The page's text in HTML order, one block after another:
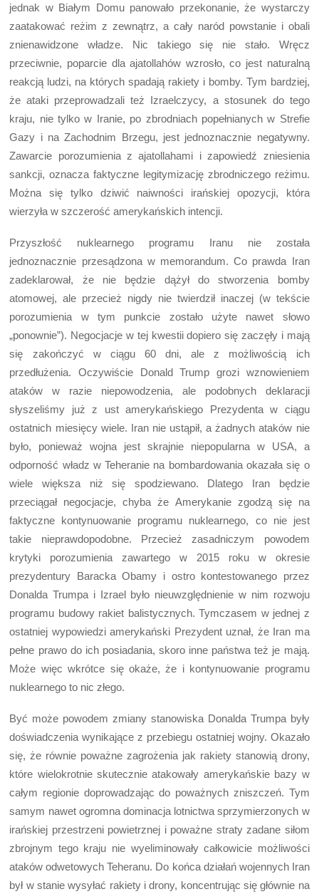
jednak w Białym Domu panowało przekonanie, że wystarczy
zaatakować reżim z zewnątrz, a cały naród powstanie i obali
znienawidzone władze. Nic takiego się nie stało. Wręcz
przeciwnie, poparcie dla ajatollahów wzrosło, co jest naturalną
reakcją ludzi, na których spadają rakiety i bomby. Tym bardziej,
że ataki przeprowadzali też Izraelczycy, a stosunek do tego
kraju, nie tylko w Iranie, po zbrodniach popełnianych w Strefie
Gazy i na Zachodnim Brzegu, jest jednoznacznie negatywny.
Zawarcie porozumienia z ajatollahami i zapowiedź zniesienia
sankcji, oznacza faktyczne legitymizację zbrodniczego reżimu.
Można się tylko dziwić naiwności irańskiej opozycji, która
wierzyła w szczerość amerykańskich intencji.
Przyszłość nuklearnego programu Iranu nie została
jednoznacznie przesądzona w memorandum. Co prawda Iran
zadeklarował, że nie będzie dążył do stworzenia bomby
atomowej, ale przecież nigdy nie twierdził inaczej (w tekście
porozumienia w tym punkcie zostało użyte nawet słowo
„ponownie”). Negocjacje w tej kwestii dopiero się zaczęły i mają
się zakończyć w ciągu 60 dni, ale z możliwością ich
przedłużenia. Oczywiście Donald Trump grozi wznowieniem
ataków w razie niepowodzenia, ale podobnych deklaracji
słyszeliśmy już z ust amerykańskiego Prezydenta w ciągu
ostatnich miesięcy wiele. Iran nie ustąpił, a żadnych ataków nie
było, ponieważ wojna jest skrajnie niepopularna w USA, a
odporność władz w Teheranie na bombardowania okazała się o
wiele większa niż się spodziewano. Dlatego Iran będzie
przeciągał negocjacje, chyba że Amerykanie zgodzą się na
faktyczne kontynuowanie programu nuklearnego, co nie jest
takie nieprawdopodobne. Przecież zasadniczym powodem
krytyki porozumienia zawartego w 2015 roku w okresie
prezydentury Baracka Obamy i ostro kontestowanego przez
Donalda Trumpa i Izrael było nieuwzględnienie w nim rozwoju
programu budowy rakiet balistycznych. Tymczasem w jednej z
ostatniej wypowiedzi amerykański Prezydent uznał, że Iran ma
pełne prawo do ich posiadania, skoro inne państwa też je mają.
Może więc wkrótce się okaże, że i kontynuowanie programu
nuklearnego to nic złego.
Być może powodem zmiany stanowiska Donalda Trumpa były
doświadczenia wynikające z przebiegu ostatniej wojny. Okazało
się, że równie poważne zagrożenia jak rakiety stanowią drony,
które wielokrotnie skutecznie atakowały amerykańskie bazy w
całym regionie doprowadzając do poważnych zniszczeń. Tym
samym nawet ogromna dominacja lotnictwa sprzymierzonych w
irańskiej przestrzeni powietrznej i poważne straty zadane siłom
zbrojnym tego kraju nie wyeliminowały całkowicie możliwości
ataków odwetowych Teheranu. Do końca działań wojennych Iran
był w stanie wysyłać rakiety i drony, koncentrując się głównie na